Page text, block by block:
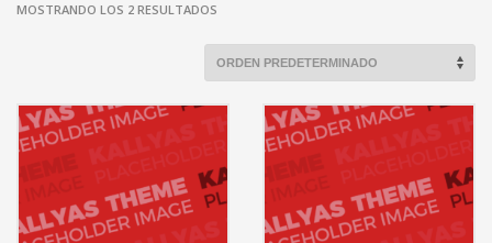
MOSTRANDO LOS 2 RESULTADOS